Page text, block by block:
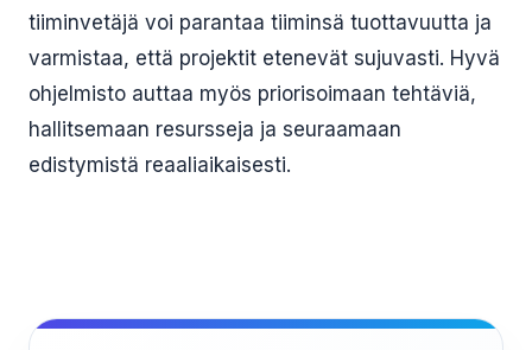
tiiminvetäjä voi parantaa tiiminsä tuottavuutta ja
varmistaa, että projektit etenevät sujuvasti. Hyvä
ohjelmisto auttaa myös priorisoimaan tehtäviä,
hallitsemaan resursseja ja seuraamaan
edistymistä reaaliaikaisesti.